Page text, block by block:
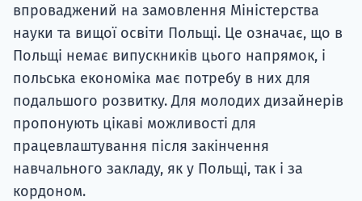
впроваджений на замовлення Міністерства
науки та вищої освіти Польщі. Це означає, що в
Польщі немає випускників цього напрямок, і
польська економіка має потребу в них для
подальшого розвитку. Для молодих дизайнерів
пропонують цікаві можливості для
працевлаштування після закінчення
навчального закладу, як у Польщі, так і за
кордоном.